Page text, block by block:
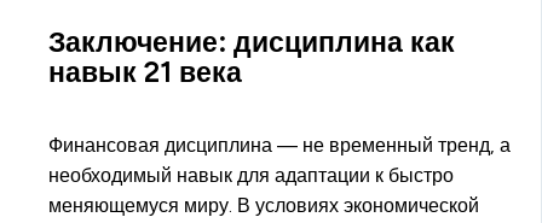
Заключение: дисциплина как
навык 21 века
Финансовая дисциплина — не временный тренд, а
необходимый навык для адаптации к быстро
меняющемуся миру. В условиях экономической